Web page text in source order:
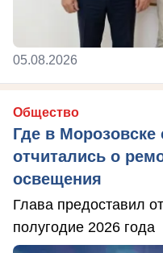
05.08.2026
Общество
Где в Морозовске
отчитались о
освещения
Глава предоставил
полугодие 2026 года